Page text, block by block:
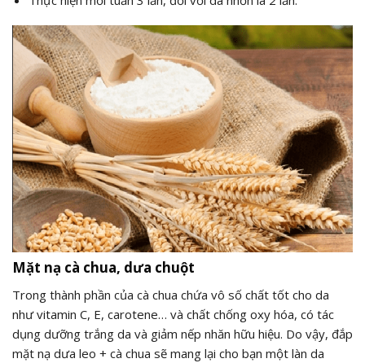
Mặt nạ cà chua, dưa chuột
Trong thành phần của cà chua chứa vô số chất tốt cho da
như vitamin C, E, carotene… và chất chống oxy hóa, có tác
dụng dưỡng trắng da và giảm nếp nhăn hữu hiệu. Do vậy, đắp
mặt nạ dưa leo + cà chua sẽ mang lại cho bạn một làn da